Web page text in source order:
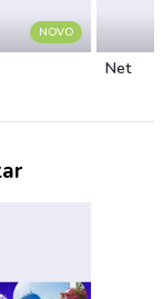
NOVO
Net